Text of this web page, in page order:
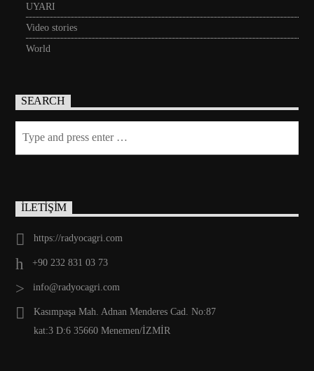
UYARI
Video stories
World
SEARCH
İLETİŞİM
https://radyocagri.com
+90 232 831 03 73
info@radyocagri.com
Kasımpaşa Mah. Adnan Menderes Cad. No:87
kat:3 D:6 35660 Menemen/İZMİR